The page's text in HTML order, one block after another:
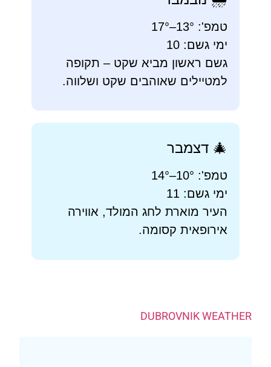
טמפ': 13°–17°
ימי גשם: 10
גשם ראשון מביא שקט – תקופה
למטיילים שאוהבים שקט ושלווה.
🎄 דצמבר
טמפ': 10°–14°
ימי גשם: 11
העיר מוארת לחג המולד, אווירה
אירופאית קסומה.
DUBROVNIK